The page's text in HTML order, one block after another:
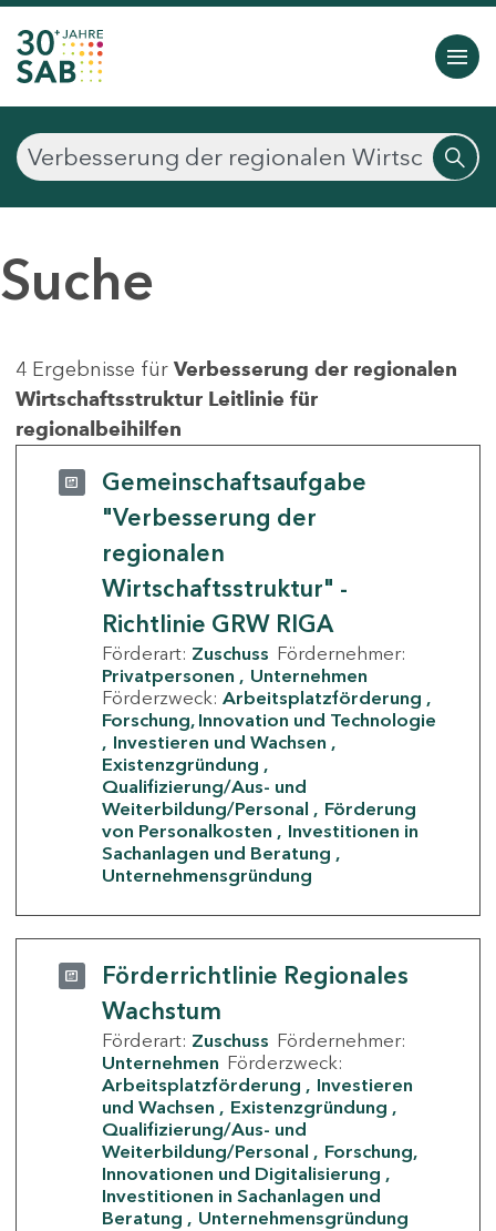
Suche
4 Ergebnisse für Verbesserung der regionalen
Wirtschaftsstruktur Leitlinie für
regionalbeihilfen
Gemeinschaftsaufgabe
"Verbesserung der
regionalen
Wirtschaftsstruktur" -
Richtlinie GRW RIGA
Förderart: Zuschuss Fördernehmer:
Privatpersonen
Unternehmen
Förderzweck: Arbeitsplatzförderung
Forschung, Innovation und Technologie
Investieren und Wachsen
Existenzgründung
Qualifizierung/Aus- und
Weiterbildung/Personal
Förderung
von Personalkosten
Investitionen in
Sachanlagen und Beratung
Unternehmensgründung
Förderrichtlinie Regionales
Wachstum
Förderart: Zuschuss Fördernehmer:
Unternehmen Förderzweck:
Arbeitsplatzförderung
Investieren
und Wachsen
Existenzgründung
Qualifizierung/Aus- und
Weiterbildung/Personal
Forschung,
Innovationen und Digitalisierung
Investitionen in Sachanlagen und
Beratung
Unternehmensgründung